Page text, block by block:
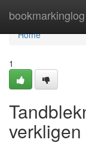
bookmarkinglog
Home
Home
1